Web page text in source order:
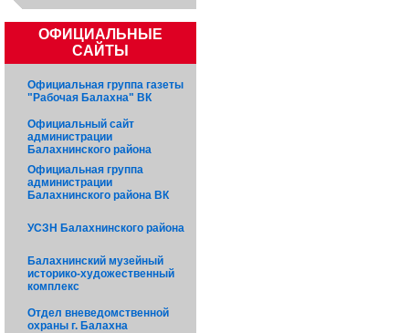
ОФИЦИАЛЬНЫЕ
САЙТЫ
Официальная группа газеты
"Рабочая Балахна" ВК
Официальный сайт
администрации
Балахнинского района
Официальная группа
администрации
Балахнинского района ВК
УСЗН Балахнинского района
Балахнинский музейный
историко-художественный
комплекс
Отдел вневедомственной
охраны г. Балахна